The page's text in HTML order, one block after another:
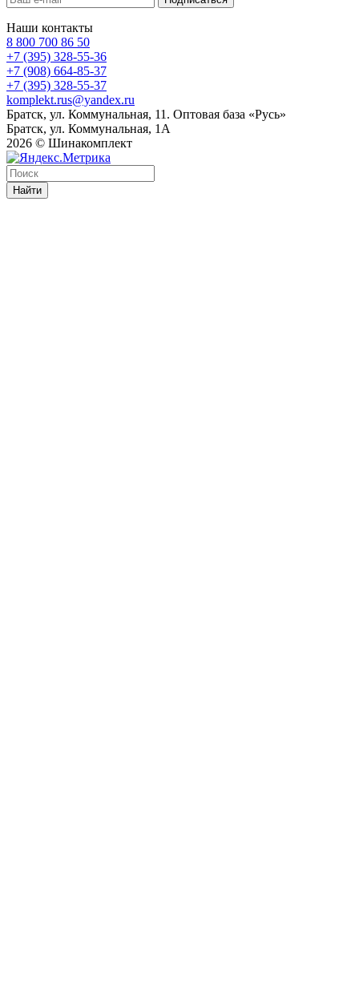
Наши контакты
8 800 700 86 50
+7 (395) 328-55-36
+7 (908) 664-85-37
+7 (395) 328-55-37
komplekt.rus@yandex.ru
Братск, ул. Коммунальная, 11. Оптовая база «Русь»
Братск, ул. Коммунальная, 1А
2026 © Шинакомплект
Найти